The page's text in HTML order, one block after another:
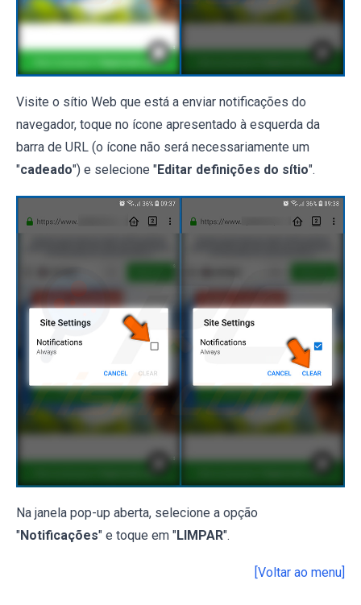
Visite o sítio Web que está a enviar notificações do
navegador, toque no ícone apresentado à esquerda da
barra de URL (o ícone não será necessariamente um
"cadeado") e selecione "Editar definições do sítio".
Na janela pop-up aberta, selecione a opção
"Notificações" e toque em "LIMPAR".
[Voltar ao menu]